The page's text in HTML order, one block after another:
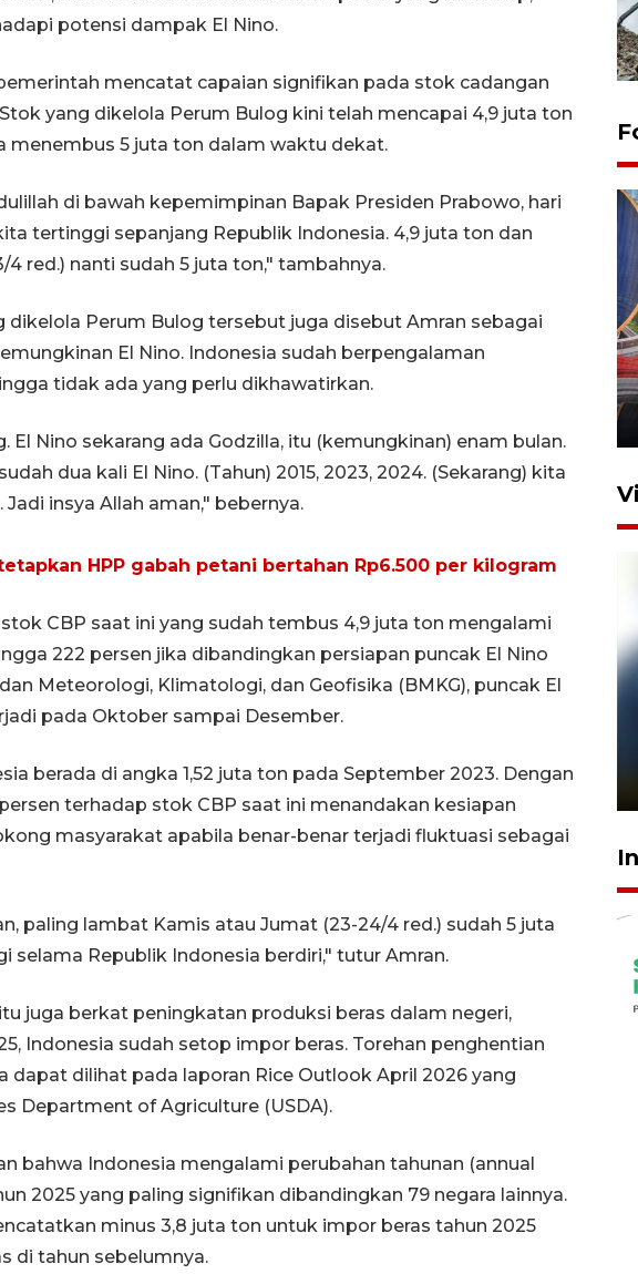
potensi dampak El Nino.
mencatat capaian signifikan pada stok cadangan
yang dikelola Perum Bulog kini telah mencapai 4,9 juta ton
menembus 5 juta ton dalam waktu dekat.
di bawah kepemimpinan Bapak Presiden Prabowo, hari
tertinggi sepanjang Republik Indonesia. 4,9 juta ton dan
4 red.) nanti sudah 5 juta ton," tambahnya.
dikelola Perum Bulog tersebut juga disebut Amran sebagai
El Nino. Indonesia sudah berpengalaman
tidak ada yang perlu dikhawatirkan.
El Nino sekarang ada Godzilla, itu (kemungkinan) enam bulan.
dua kali El Nino. (Tahun) 2015, 2023, 2024. (Sekarang) kita
insya Allah aman," bebernya.
HPP gabah petani bertahan Rp6.500 per kilogram
CBP saat ini yang sudah tembus 4,9 juta ton mengalami
222 persen jika dibandingkan persiapan puncak El Nino
Meteorologi, Klimatologi, dan Geofisika (BMKG), puncak El
pada Oktober sampai Desember.
berada di angka 1,52 juta ton pada September 2023. Dengan
terhadap stok CBP saat ini menandakan kesiapan
masyarakat apabila benar-benar terjadi fluktuasi sebagai
paling lambat Kamis atau Jumat (23-24/4 red.) sudah 5 juta
selama Republik Indonesia berdiri," tutur Amran.
juga berkat peningkatan produksi beras dalam negeri,
Indonesia sudah setop impor beras. Torehan penghentian
dapat dilihat pada laporan Rice Outlook April 2026 yang
Department of Agriculture (USDA).
bahwa Indonesia mengalami perubahan tahunan (annual
2025 yang paling signifikan dibandingkan 79 negara lainnya.
minus 3,8 juta ton untuk impor beras tahun 2025
di tahun sebelumnya.
Komisi V DPR tinjau
perlintasan sebidang di
Stasiun Bogor
Pelanggan Filaha Farm setia
1 Juni 2026 05:47